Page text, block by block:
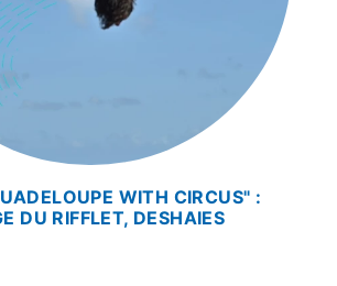
WITH CIRCUS" :
DU RIFFLET, DESHAIES